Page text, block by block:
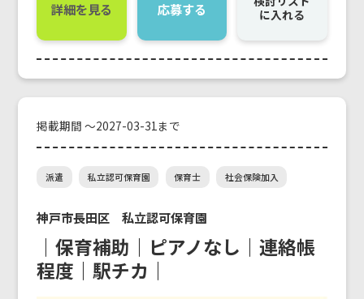
詳細を見る 応募する
に入れる
掲載期間 ～2027-03-31まで
派遣 私立認可保育園 保育士 社会保険加入
神戸市長田区 私立認可保育園
｜保育補助｜ピアノなし｜連絡帳
程度｜駅チカ｜